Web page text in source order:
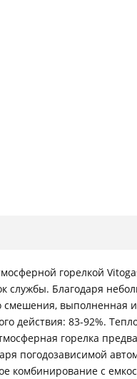
горелкой
службы. Благодаря
смешения,
действия: 83-92%.
горелка
погодозависимой
комбинирование с